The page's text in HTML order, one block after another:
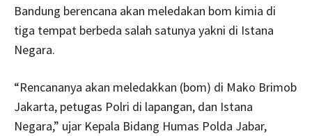
Bandung berencana akan meledakan bom kimia di
tiga tempat berbeda salah satunya yakni di Istana
Negara.
“Rencananya akan meledakkan (bom) di Mako Brimob
Jakarta, petugas Polri di lapangan, dan Istana
Negara,” ujar Kepala Bidang Humas Polda Jabar,